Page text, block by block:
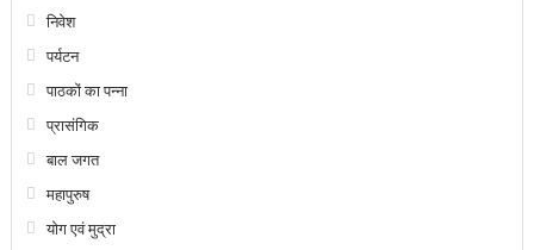
निवेश
पर्यटन
पाठकों का पन्ना
प्रासंगिक
बाल जगत
महापुरुष
योग एवं मुद्रा